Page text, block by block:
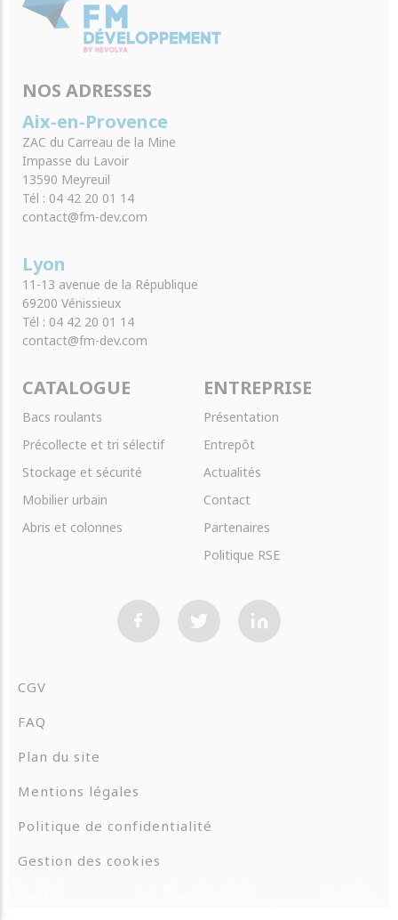
NOS ADRESSES
Aix-en-Provence
ZAC du Carreau de la Mine
Impasse du Lavoir
13590 Meyreuil
Tél : 04 42 20 01 14
contact@fm-dev.com
Lyon
11-13 avenue de la République
69200 Vénissieux
Tél : 04 42 20 01 14
contact@fm-dev.com
CATALOGUE
Bacs roulants
Précollecte et tri sélectif
Stockage et sécurité
Mobilier urbain
Abris et colonnes
ENTREPRISE
Présentation
Entrepôt
Actualités
Contact
Partenaires
Politique RSE
CGV
FAQ
Plan du site
Mentions légales
Politique de confidentialité
Gestion des cookies